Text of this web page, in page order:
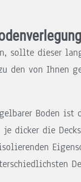
sollte dieser
den von Ihnen
Boden ist
je dicker die